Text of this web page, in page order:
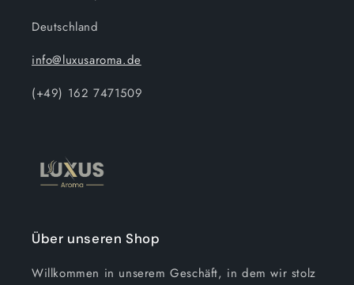
Deutschland
info@luxusaroma.de
(+49) 162 7471509
Über unseren Shop
Willkommen in unserem Geschäft, in dem wir stolz